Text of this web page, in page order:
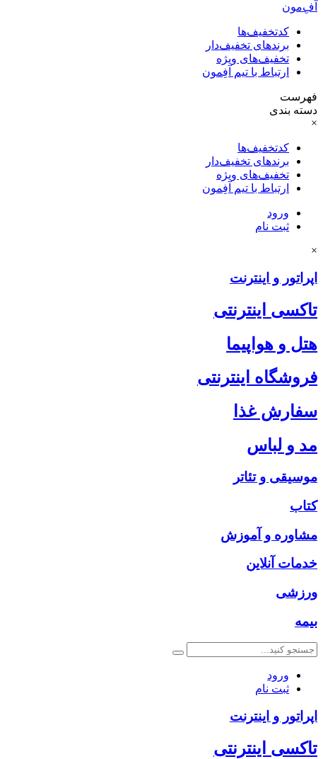
آفِ‌مون
کدتخفیف‌ها
برندهای تخفیف‌دار
تخفیف‌های ویژه
ارتباط با تیم آفِمون
فهرست
دسته بندی
×
کدتخفیف‌ها
برندهای تخفیف‌دار
تخفیف‌های ویژه
ارتباط با تیم آفِمون
ورود
ثبت نام
×
اپراتور و اینترنت
تاکسی اینترنتی
هتل و هواپیما
فروشگاه اینترنتی
سفارش غذا
مد و لباس
موسیقی و تئاتر
کتاب
مشاوره و آموزش
خدمات آنلاین
ورزشی
بیمه
ورود
ثبت نام
اپراتور و اینترنت
تاکسی اینترنتی